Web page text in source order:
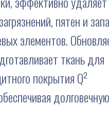
пятен и
элементов.
ткань для
покрытия Q²
долговечную